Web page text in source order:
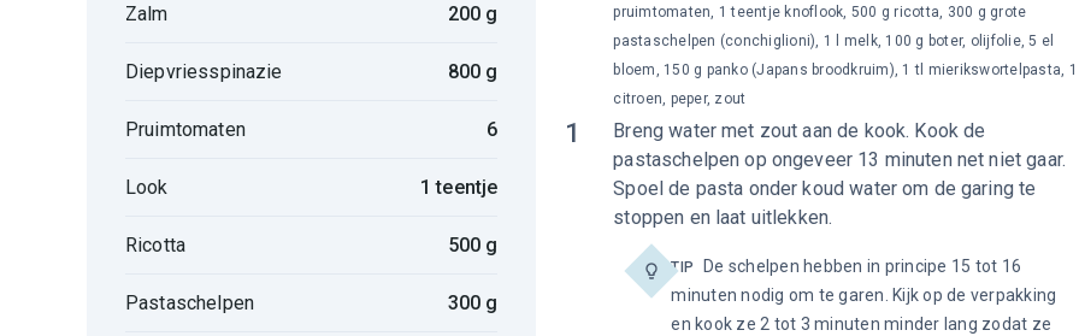
Zalm 200 g
Diepvriesspinazie 800 g
Pruimtomaten 6
Look 1 teentje
Ricotta 500 g
Pastaschelpen 300 g
1
Breng water met zout aan de kook. Kook de
pastaschelpen op ongeveer 13 minuten net niet gaar.
Spoel de pasta onder koud water om de garing te
stoppen en laat uitlekken.
TIP
De schelpen hebben in principe 15 tot 16
minuten nodig om te garen. Kijk op de verpakking
en kook ze 2 tot 3 minuten minder lang zodat ze
pruimtomaten, 1 teentje knoflook, 500 g ricotta, 300 g grote
pastaschelpen (conchiglioni), 1 l melk, 100 g boter, olijfolie, 5 el
bloem, 150 g panko (Japans broodkruim), 1 tl mierikswortelpasta, 1
citroen, peper, zout